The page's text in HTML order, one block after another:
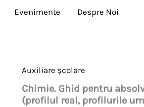
Evenimente Despre Noi
Auxiliare școlare
Chimie. Ghid pentru
(profilul real, profilurile